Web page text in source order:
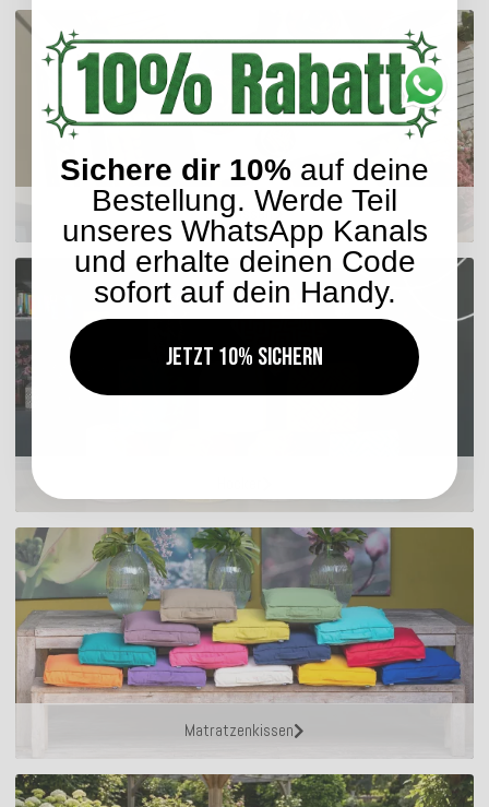
Sitzkissen
Matratzenkissen
Sichere dir 10% auf deine
Bestellung. Werde Teil
unseres WhatsApp Kanals
und erhalte deinen Code
sofort auf dein Handy.
Jetzt 10% sichern